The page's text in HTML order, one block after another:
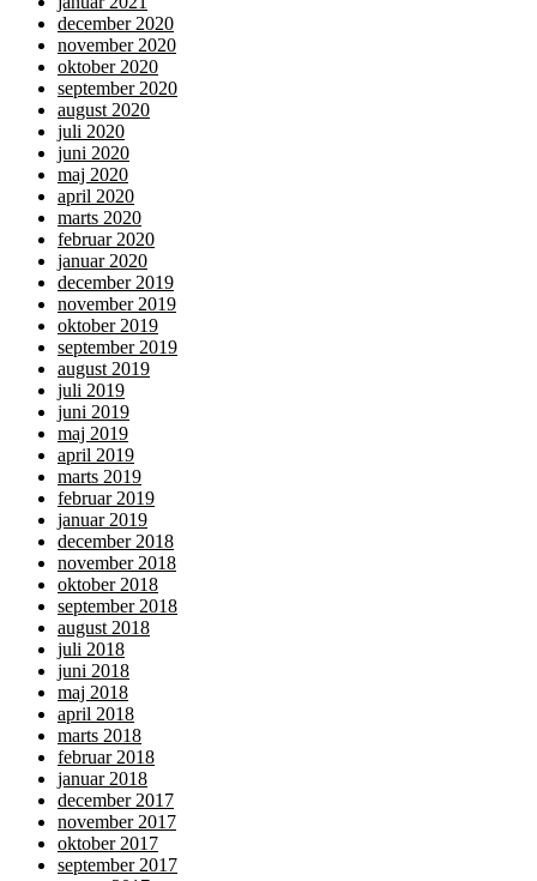
december 2020
november 2020
oktober 2020
september 2020
august 2020
juli 2020
juni 2020
maj 2020
april 2020
marts 2020
februar 2020
januar 2020
december 2019
november 2019
oktober 2019
september 2019
august 2019
juli 2019
juni 2019
maj 2019
april 2019
marts 2019
februar 2019
januar 2019
december 2018
november 2018
oktober 2018
september 2018
august 2018
juli 2018
juni 2018
maj 2018
april 2018
marts 2018
februar 2018
januar 2018
december 2017
november 2017
oktober 2017
september 2017